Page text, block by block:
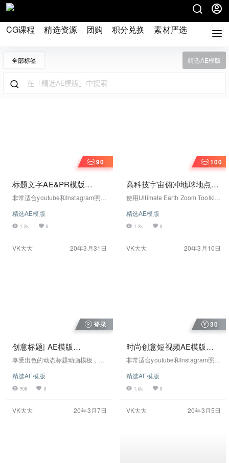
CG课程 精选资源 团购 积分兑换 素材严选 论坛
全部标签 精选AE模版
90
标题文字AE&PR模版
TypeQueen – Animated
非常适合youtube和Instagram照片
案，添加不同的图形元素。适用于
时尚行业、Instagram、抖音、快
精选AE模版
1.2k 0
VK大大 20年3月31日
100
高科技宇宙俯冲地球地点动
画AE模板-Ultimate Earth
videohive-10354880
使用Ultimate Earth Zoom Toolki
大并处理一流的图形和视觉元素。
它是最终的多合一解决方案，可满
需求
精选AE模版
1.2k 0
VK大大 20年3月10日
登录
创意标题| AE模版
Videohive 25870462
享受出色的动态标题动画模板，其
定义项目！只需单击几下即可将你
的颜色主题结合在一起！
精选AE模版
908 0
VK大大 20年3月7日
30
时尚创意短视频AE模版
Hyper – Graphics Pack
非常适合youtube和Instagram照片
案，添加不同的图形元素。适用于
时尚行业、Instagram、抖音、快
精选AE模版
1.6k 0
VK大大 20年3月5日